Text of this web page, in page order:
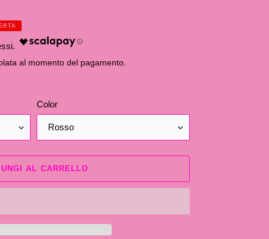
al momento del pagamento.
Color
AL CARRELLO